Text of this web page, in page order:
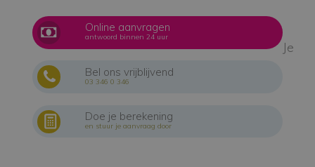
Online aanvragen
antwoord binnen 24 uur
Bel ons vrijblijvend
03 346 0 346
Doe je berekening
en stuur je aanvraag door
Je